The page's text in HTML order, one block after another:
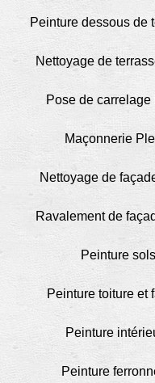
Peinture dessous de
Nettoyage de
Pose de
Maçonnerie
Nettoyage de
Ravalement de
Peinture
Peinture toiture et
Peinture
Peinture